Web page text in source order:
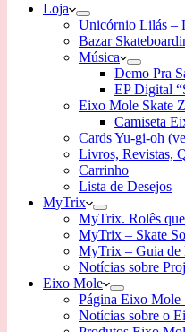
Loja
Unicórnio Lilás –
Bazar
Música
Demo Pra
EP Digital
Eixo Mole Skate
Camiseta
Cards Yu-gi-oh
Livros, Revistas,
Carrinho
Lista de Desejos
MyTrix
MyTrix. Rolês
MyTrix – Skate
MyTrix – Guia de
Notícias sobre
Eixo Mole
Página Eixo Mole
Notícias sobre o